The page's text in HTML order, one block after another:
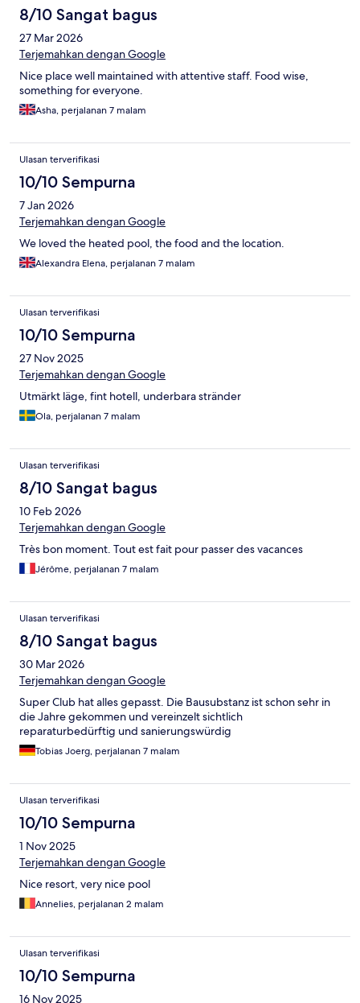
8/10 Sangat bagus
27 Mar 2026
Terjemahkan dengan Google
Nice place well maintained with attentive staff. Food wise,
something for everyone.
Asha, perjalanan 7 malam
Ulasan terverifikasi
10/10 Sempurna
7 Jan 2026
Terjemahkan dengan Google
We loved the heated pool, the food and the location.
Alexandra Elena, perjalanan 7 malam
Ulasan terverifikasi
10/10 Sempurna
27 Nov 2025
Terjemahkan dengan Google
Utmärkt läge, fint hotell, underbara stränder
Ola, perjalanan 7 malam
Ulasan terverifikasi
8/10 Sangat bagus
10 Feb 2026
Terjemahkan dengan Google
Très bon moment. Tout est fait pour passer des vacances
Jérôme, perjalanan 7 malam
Ulasan terverifikasi
8/10 Sangat bagus
30 Mar 2026
Terjemahkan dengan Google
Super Club hat alles gepasst. Die Bausubstanz ist schon sehr in
die Jahre gekommen und vereinzelt sichtlich
reparaturbedürftig und sanierungswürdig
Tobias Joerg, perjalanan 7 malam
Ulasan terverifikasi
10/10 Sempurna
1 Nov 2025
Terjemahkan dengan Google
Nice resort, very nice pool
Annelies, perjalanan 2 malam
Ulasan terverifikasi
10/10 Sempurna
16 Nov 2025